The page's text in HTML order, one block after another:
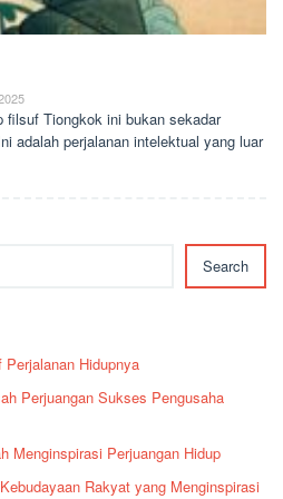
filsuf Tiongkok ini bukan sekadar
adalah perjalanan intelektual yang luar
Search
Hidupnya
Perjuangan Sukses Pengusaha
Menginspirasi Perjuangan Hidup
Rakyat yang Menginspirasi